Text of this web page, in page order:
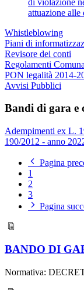
attuazione
Whistleblowing
Piani di
Revisore dei conti
Regolamenti
PON legalità 2014-
Avvisi Pubblici
Bandi di gara e
Adempimenti ex L.
190/2012 - anno
Pagina
1
2
3
Pagina
BANDO DI
Normativa: